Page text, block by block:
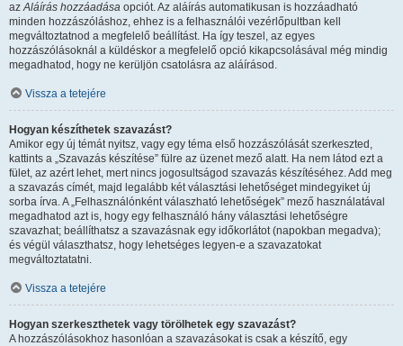
azAláírás hozzáadása opciót. Az aláírás automatikusan is hozzáadható
minden hozzászóláshoz, ehhez is a felhasználói vezérlőpultban kell
megváltoztatnod a megfelelő beállítást. Ha így teszel, az egyes
hozzászólásoknál a küldéskor a megfelelő opció kikapcsolásával még mindig
megadhatod, hogy ne kerüljön csatolásra az aláírásod.
Vissza a tetejére
Hogyan készíthetek szavazást?
Amikor egy új témát nyitsz, vagy egy téma első hozzászólását szerkeszted,
kattints a „Szavazás készítése” fülre az üzenet mező alatt. Ha nem látod ezt a
fület, az azért lehet, mert nincs jogosultságod szavazás készítéséhez. Add meg
a szavazás címét, majd legalább két választási lehetőséget mindegyiket új
sorba írva. A „Felhasználónként válaszható lehetőségek” mező használatával
megadhatod azt is, hogy egy felhasználó hány választási lehetőségre
szavazhat; beállíthatsz a szavazásnak egy időkorlátot (napokban megadva);
és végül választhatsz, hogy lehetséges legyen-e a szavazatokat
megváltoztatatni.
Vissza a tetejére
Hogyan szerkeszthetek vagy törölhetek egy szavazást?
A hozzászólásokhoz hasonlóan a szavazásokat is csak a készítő, egy